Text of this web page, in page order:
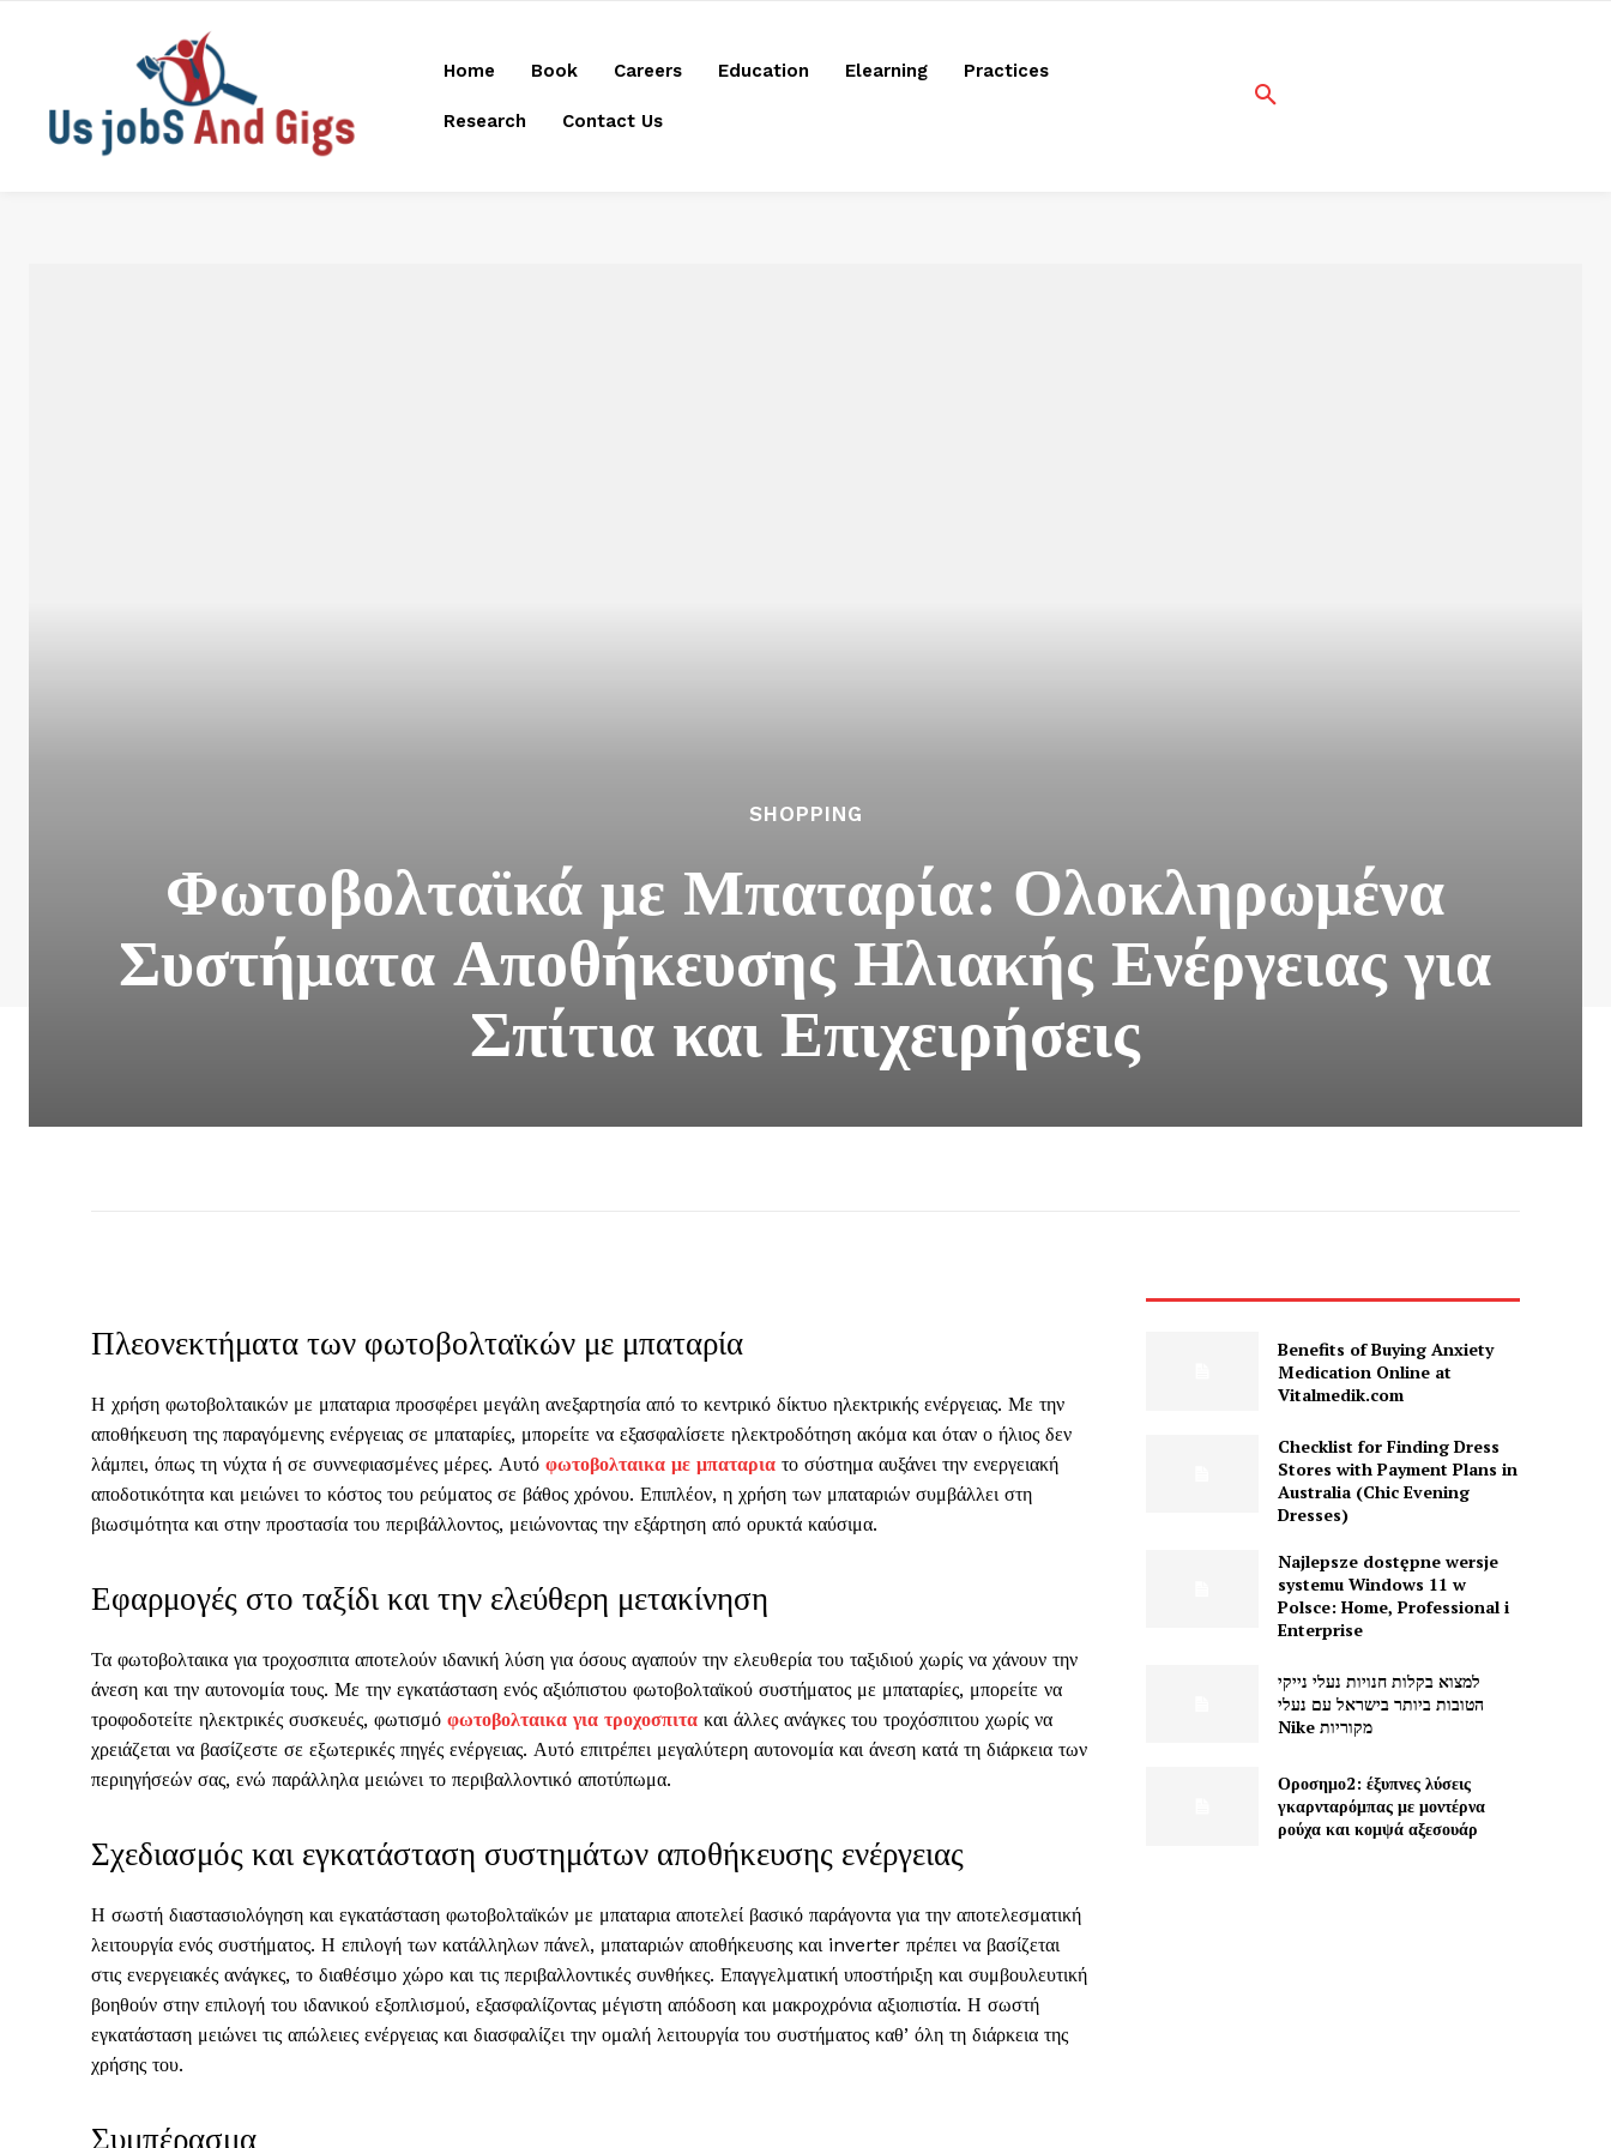
Home Book Careers Education Elearning Practices
Research Contact Us
SHOPPING
Φωτοβολταϊκά με Μπαταρία: Ολοκληρωμένα
Συστήματα Αποθήκευσης Ηλιακής Ενέργειας για
Σπίτια και Επιχειρήσεις
Πλεονεκτήματα των φωτοβολταϊκών με μπαταρία
Η χρήση φωτοβολταικών με μπαταρια προσφέρει μεγάλη ανεξαρτησία από το κεντρικό δίκτυο ηλεκτρικής ενέργειας. Με την
αποθήκευση της παραγόμενης ενέργειας σε μπαταρίες, μπορείτε να εξασφαλίσετε ηλεκτροδότηση ακόμα και όταν ο ήλιος δεν
λάμπει, όπως τη νύχτα ή σε συννεφιασμένες μέρες. Αυτό φωτοβολταικα με μπαταρια το σύστημα αυξάνει την ενεργειακή
αποδοτικότητα και μειώνει το κόστος του ρεύματος σε βάθος χρόνου. Επιπλέον, η χρήση των μπαταριών συμβάλλει στη
βιωσιμότητα και στην προστασία του περιβάλλοντος, μειώνοντας την εξάρτηση από ορυκτά καύσιμα.
Εφαρμογές στο ταξίδι και την ελεύθερη μετακίνηση
Τα φωτοβολταικα για τροχοσπιτα αποτελούν ιδανική λύση για όσους αγαπούν την ελευθερία του ταξιδιού χωρίς να χάνουν την
άνεση και την αυτονομία τους. Με την εγκατάσταση ενός αξιόπιστου φωτοβολταϊκού συστήματος με μπαταρίες, μπορείτε να
τροφοδοτείτε ηλεκτρικές συσκευές, φωτισμό φωτοβολταικα για τροχοσπιτα και άλλες ανάγκες του τροχόσπιτου χωρίς να
χρειάζεται να βασίζεστε σε εξωτερικές πηγές ενέργειας. Αυτό επιτρέπει μεγαλύτερη αυτονομία και άνεση κατά τη διάρκεια των
περιηγήσεών σας, ενώ παράλληλα μειώνει το περιβαλλοντικό αποτύπωμα.
Σχεδιασμός και εγκατάσταση συστημάτων αποθήκευσης ενέργειας
Η σωστή διαστασιολόγηση και εγκατάσταση φωτοβολταϊκών με μπαταρια αποτελεί βασικό παράγοντα για την αποτελεσματική
λειτουργία ενός συστήματος. Η επιλογή των κατάλληλων πάνελ, μπαταριών αποθήκευσης και inverter πρέπει να βασίζεται
στις ενεργειακές ανάγκες, το διαθέσιμο χώρο και τις περιβαλλοντικές συνθήκες. Επαγγελματική υποστήριξη και συμβουλευτική
βοηθούν στην επιλογή του ιδανικού εξοπλισμού, εξασφαλίζοντας μέγιστη απόδοση και μακροχρόνια αξιοπιστία. Η σωστή
εγκατάσταση μειώνει τις απώλειες ενέργειας και διασφαλίζει την ομαλή λειτουργία του συστήματος καθ’ όλη τη διάρκεια της
χρήσης του.
Συμπέρασμα
Benefits of Buying Anxiety
Medication Online at
Vitalmedik.com
Checklist for Finding Dress
Stores with Payment Plans in
Australia (Chic Evening
Dresses)
Najlepsze dostępne wersje
systemu Windows 11 w
Polsce: Home, Professional i
Enterprise
למצוא בקלות חנויות נעלי נייקי
הטובות ביותר בישראל עם נעלי
Nike מקוריות
Οροσημο2: έξυπνες λύσεις
γκαρνταρόμπας με μοντέρνα
ρούχα και κομψά αξεσουάρ